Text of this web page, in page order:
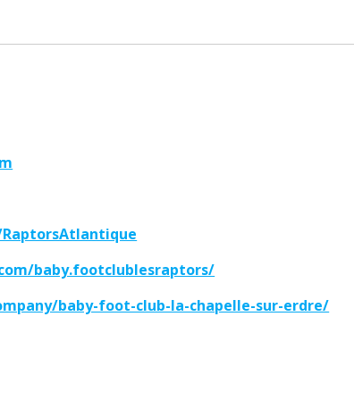
baby.footclublesraptors/
baby-foot-club-la-chapelle-sur-erdre/